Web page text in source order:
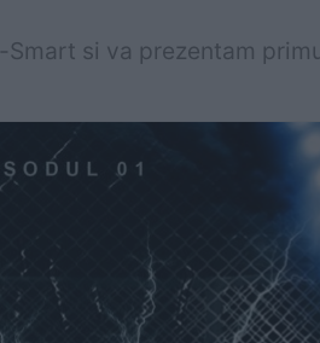
si va prezentam